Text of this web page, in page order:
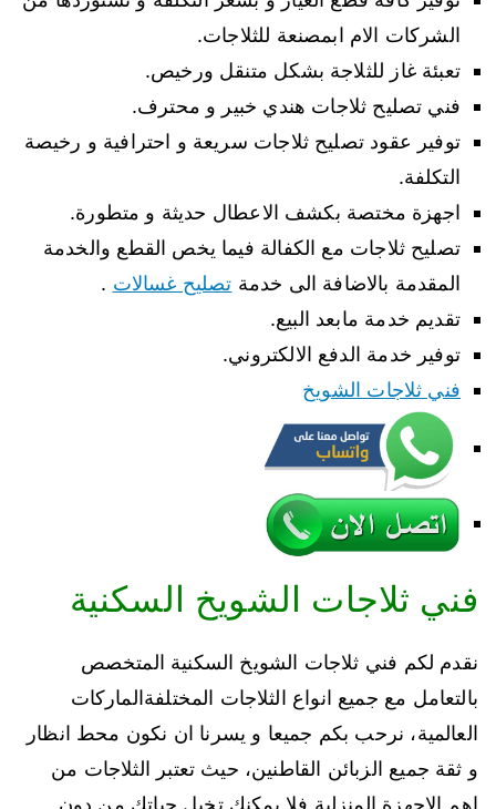
الشركات الام ابمصنعة للثلاجات.
تعبئة غاز للثلاجة بشكل متنقل ورخيص.
فني تصليح ثلاجات هندي خبير و محترف.
توفير عقود تصليح ثلاجات سريعة و احترافية و رخيصة
التكلفة.
اجهزة مختصة بكشف الاعطال حديثة و متطورة.
تصليح ثلاجات مع الكفالة فيما يخص القطع والخدمة
المقدمة بالاضافة الى خدمة تصليح غسالات .
تقديم خدمة مابعد البيع.
توفير خدمة الدفع الالكتروني.
فني ثلاجات الشويخ
فني ثلاجات الشويخ السكنية
نقدم لكم فني ثلاجات الشويخ السكنية المتخصص
بالتعامل مع جميع انواع الثلاجات المختلفةالماركات
العالمية، نرحب بكم جميعا و يسرنا ان نكون محط انظار
و ثقة جميع الزبائن القاطنين، حيث تعتبر الثلاجات من
اهم الاجهزة المنزلية فلا يمكنك تخيل حياتك من دون